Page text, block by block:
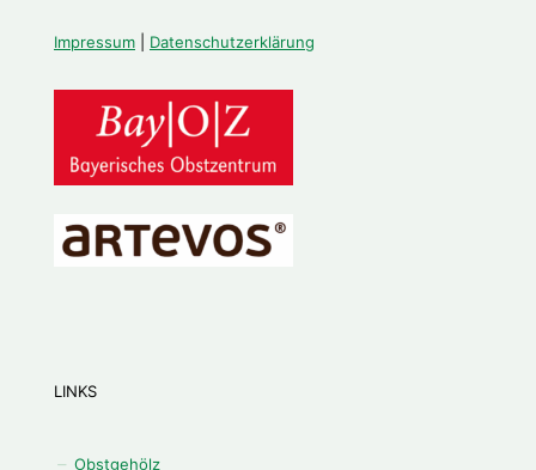
Impressum Datenschutzerklärung
LINKS
Obstgehölz